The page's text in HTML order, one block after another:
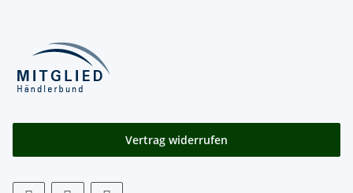
Vertrag widerrufen